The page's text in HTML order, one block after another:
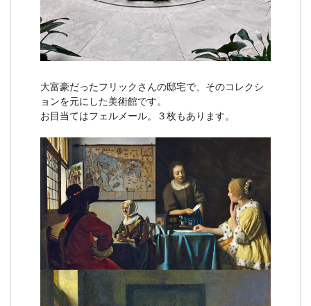
大富豪だったフリックさんの邸宅で、そのコレクシ
ョンを元にした美術館です。
お目当てはフェルメール。３枚もあります。